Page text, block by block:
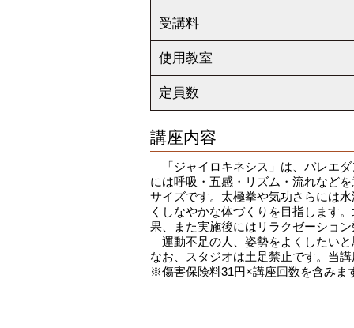
受講料
使用教室
定員数
講座内容
「ジャイロキネシス」は、バレエ
には呼吸・五感・リズム・流れなど
サイズです。太極拳や気功さらには
くしなやかな体づくりを目指します
果、また実施後にはリラクゼーショ
運動不足の人、姿勢をよくしたい
なお、スタジオは土足禁止です。当
※傷害保険料31円×講座回数を含みま